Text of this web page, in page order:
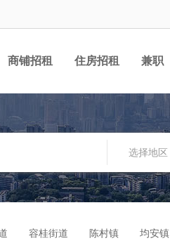
商铺招租 住房招租 兼职
选择地区
容桂街道 陈村镇 均安镇